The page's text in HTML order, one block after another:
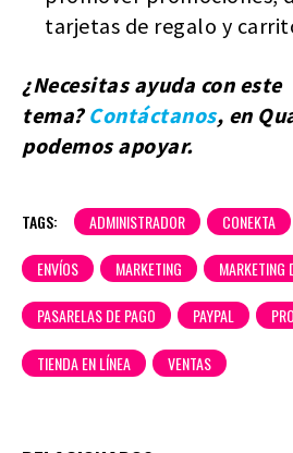
tarjetas de regalo y
¿Necesitas ayuda con este
tema? Contáctanos, en
podemos apoyar.
TAGS: ADMINISTRADOR CONEKTA
ENVÍOS MARKETING MARKETING
PASARELAS DE PAGO PAYPAL
TIENDA EN LÍNEA VENTAS